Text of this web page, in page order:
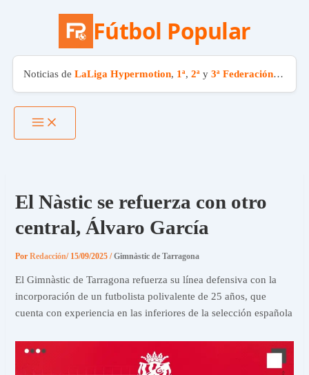
Fútbol Popular
Noticias de LaLiga Hypermotion, 1ª, 2ªy 3ª Federación. El
El Nàstic se refuerza con otro
central, Álvaro García
PorRedacción/ 15/09/2025/Gimnàstic de Tarragona
El Gimnàstic de Tarragona refuerza su línea defensiva con la
incorporación de un futbolista polivalente de 25 años, que
cuenta con experiencia en las inferiores de la selección española